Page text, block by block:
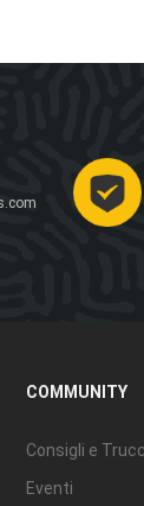
COMMUNITY
Consigli e
Eventi